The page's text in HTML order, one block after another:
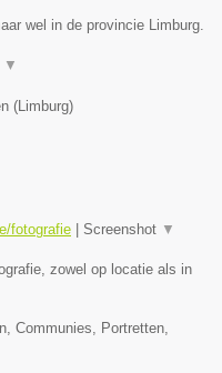
wel in de provincie Limburg.
▼
(Limburg)
fotografie Screenshot ▼
zowel op locatie als in
Communies, Portretten,